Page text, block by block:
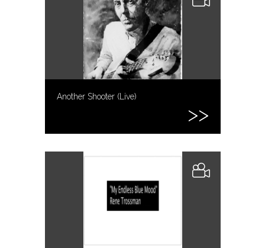
Another Shooter (Live)